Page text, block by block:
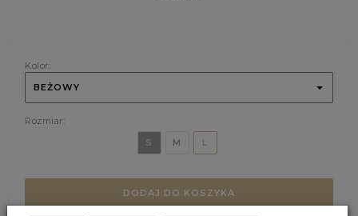
Kolor:
BEŻOWY
Rozmiar:
S
M L
DODAJ DO KOSZYKA